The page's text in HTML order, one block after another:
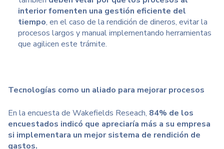
interior fomenten una gestión eficiente del
tiempo, en el caso de la rendición de dineros, evitar la
procesos largos y manual implementando herramientas
que agilicen este trámite.
Tecnologías como un aliado para mejorar procesos
En la encuesta de Wakefields Reseach, 84% de los
encuestados indicó que apreciaría más a su empresa
si implementara un mejor sistema de rendición de
gastos.